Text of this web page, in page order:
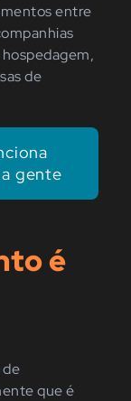
entre
de
gente
é
de
que é